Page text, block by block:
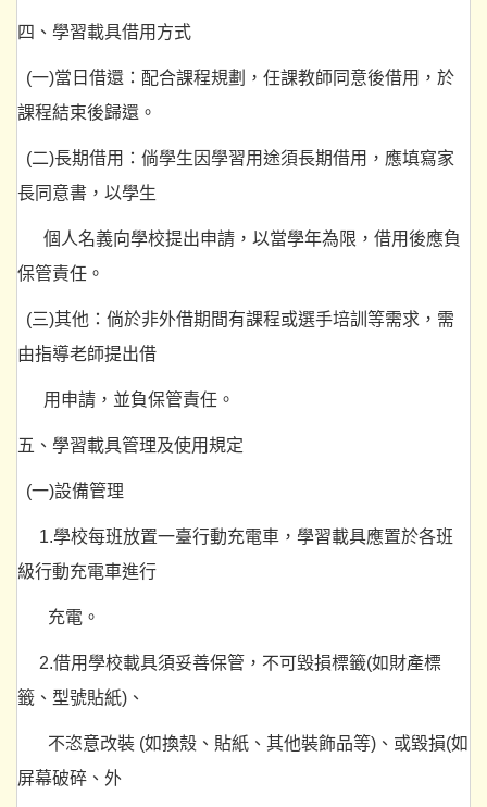
四、學習載具借用方式
(一)當日借還：配合課程規劃，任課教師同意後借用，於
課程結束後歸還。
(二)長期借用：倘學生因學習用途須長期借用，應填寫家
長同意書，以學生
個人名義向學校提出申請，以當學年為限，借用後應負
保管責任。
(三)其他：倘於非外借期間有課程或選手培訓等需求，需
由指導老師提出借
用申請，並負保管責任。
五、學習載具管理及使用規定
(一)設備管理
1.學校每班放置一臺行動充電車，學習載具應置於各班
級行動充電車進行
充電。
2.借用學校載具須妥善保管，不可毀損標籤(如財產標
籤、型號貼紙)、
不恣意改裝 (如換殼、貼紙、其他裝飾品等)、或毀損(如
屏幕破碎、外